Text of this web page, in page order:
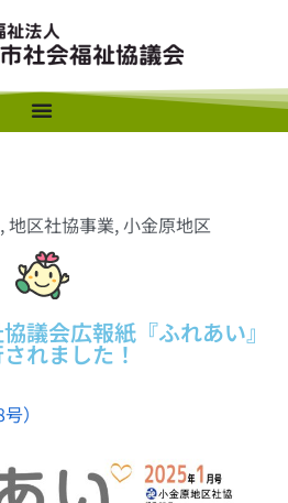
,地区社協事業, 小金原地区
議会広報紙『ふれあい』
れました！
）